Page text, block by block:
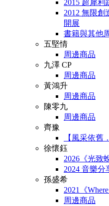
2015 超犀利
2012 無限
開展
書籍與其他
五堅情
周邊商品
九澤 CP
周邊商品
黃鴻升
周邊商品
陳零九
周邊商品
齊豫
【風采依舊
徐懷鈺
2026《光致
2024 音樂分
孫盛希
2021《
周邊商品